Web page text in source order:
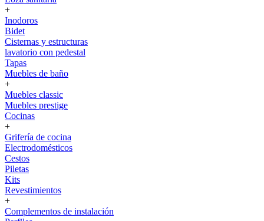
+
Inodoros
Bidet
Cisternas y estructuras
lavatorio con pedestal
Tapas
Muebles de baño
+
Muebles classic
Muebles prestige
Cocinas
+
Grifería de cocina
Electrodomésticos
Cestos
Piletas
Kits
Revestimientos
+
Complementos de instalación